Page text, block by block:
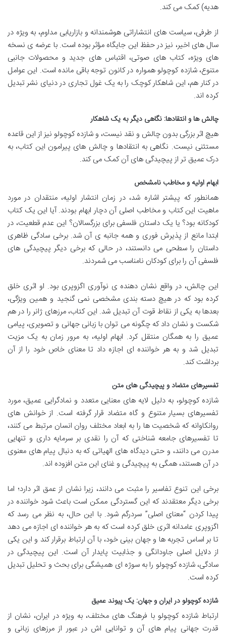
هدیه) کمک می کند.
از طرفی، سیاست های انتشاراتی هوشمندانه و بازاریابی مداوم، به ویژه در
سال های اخیر، نیز در حفظ این جایگاه مؤثر بوده است. با عرضه ی نسخه
های ویژه، کتاب های صوتی، اقتباس های جدید و محصولات جانبی
متنوع، شازده کوچولو همواره در کانون توجه باقی مانده است. این عوامل
در کنار هم، این شاهکار کوچک را به یک غول تجاری در دنیای نشر تبدیل
کرده اند.
چالش ها و انتقادها: نگاهی دیگر به یک شاهکار
هیچ اثر بزرگی بدون چالش و نقد نیست، و شازده کوچولو نیز از این قاعده
مستثنی نیست. نگاهی به انتقادها و چالش های پیرامون این کتاب، به
درک عمیق تر از پیچیدگی های آن کمک می کند.
ابهام اولیه و مخاطب نامشخص
همانطور که پیشتر اشاره شد، در زمان انتشار اولیه، منتقدان در مورد
ماهیت این کتاب و مخاطب اصلی آن دچار ابهام بودند. آیا این یک کتاب
کودکانه بود؟ یا یک داستان فلسفی برای بزرگسالان؟ این عدم قطعیت، در
ابتدا مانع از پذیرش فوری و همه جانبه ی آن شد. برخی سادگی ظاهری
داستان را سطحی می دانستند، در حالی که برخی دیگر پیچیدگی های
فلسفی آن را برای کودکان نامناسب می شمردند.
این چالش، در واقع نشان دهنده ی نوآوری اگزوپری بود. او اثری خلق
کرده بود که در هیچ دسته بندی مشخصی نمی گنجید و همین ویژگی،
بعدها به یکی از نقاط قوت آن تبدیل شد. این کتاب، مرزهای ژانر را در هم
شکست و نشان داد که چگونه می توان با زبانی جهانی و تصویری، پیامی
عمیق را به همگان منتقل کرد. ابهام اولیه، به مرور زمان به یک مزیت
تبدیل شد و به هر خواننده ای اجازه داد تا معنای خاص خود را از آن
برداشت کند.
تفسیرهای متضاد و پیچیدگی های متن
شازده کوچولو، به دلیل لایه های معنایی متعدد و نمادگرایی عمیق، مورد
تفسیرهای بسیار متنوع و گاه متضاد قرار گرفته است. از خوانش های
روانکاوانه که شخصیت ها را به ابعاد مختلف روان انسان مرتبط می کنند،
تا تفسیرهای جامعه شناختی که آن را نقدی بر سرمایه داری و تنهایی
مدرن می دانند، و حتی دیدگاه های الهیاتی که به دنبال پیام های معنوی
در آن هستند، همگی به پیچیدگی و غنای این متن افزوده اند.
برخی این تنوع تفاسیر را مثبت می دانند، زیرا نشان از عمق اثر دارد؛ اما
برخی دیگر معتقدند که این گستردگی ممکن است باعث شود خواننده در
پیدا کردن “معنای اصلی” سردرگم شود. با این حال، به نظر می رسد که
اگزوپری عامدانه اثری خلق کرده است که به هر خواننده ای اجازه می دهد
تا بر اساس تجربه ها و جهان بینی خود، با آن ارتباط برقرار کند و این یکی
از دلایل اصلی جاودانگی و جذابیت پایدار آن است. این پیچیدگی در
سادگی، شازده کوچولو را به سوژه ای همیشگی برای بحث و تحلیل تبدیل
کرده است.
شازده کوچولو در ایران و جهان: یک پیوند عمیق
ارتباط شازده کوچولو با فرهنگ های مختلف، به ویژه در ایران، نشان از
قدرت جهانی پیام های آن و توانایی اش در عبور از مرزهای زبانی و